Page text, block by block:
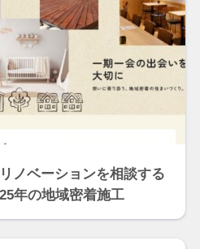
ノベーションを相談する
年の地域密着施工